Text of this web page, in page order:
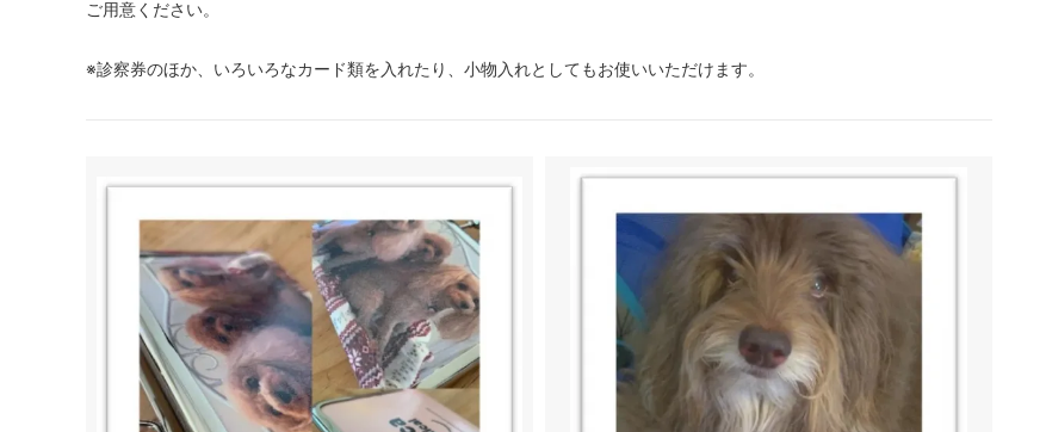
ご用意ください。
※診察券のほか、いろいろなカード類を入れたり、小物入れとしてもお使いいただけます。